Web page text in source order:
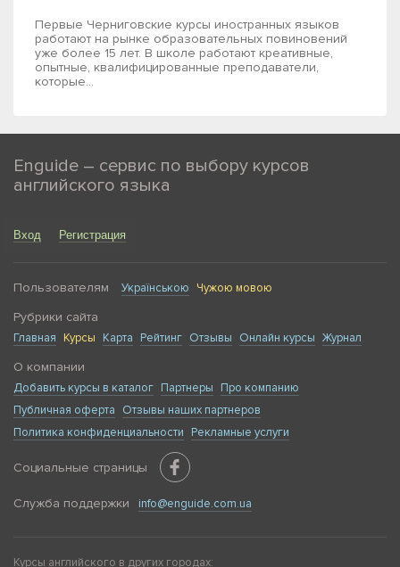
Первые Черниговские курсы иностранных языков
работают на рынке образовательных повиновений
уже более 15 лет. В школе работают креативные,
опытные, квалифицированные преподаватели,
которые...
Enguide – сервис по выбору курсов
английского языка
Вход Регистрация
Пользователям Українською Чужою мовою
Рубрики сайта
Главная Курсы Карта Рейтинг Отзывы Онлайн курсы Журнал
О компании
Добавить курсы в каталог Партнеры
Про компанию
Публичная оферта
Отзывы наших партнеров
Политика конфиденциальности
Рекламные услуги
Социальные страницы
Служба поддержки info@enguide.com.ua
Курсы английского в других городах: